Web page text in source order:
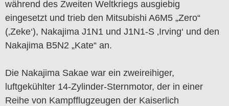
während des Zweiten Weltkriegs ausgiebig
eingesetzt und trieb den Mitsubishi A6M5 „Zero“
(‚Zeke‘), Nakajima J1N1 und J1N1-S ‚Irving‘ und den
Nakajima B5N2 „Kate“ an.
Die Nakajima Sakae war ein zweireihiger,
luftgekühlter 14-Zylinder-Sternmotor, der in einer
Reihe von Kampfflugzeugen der Kaiserlich